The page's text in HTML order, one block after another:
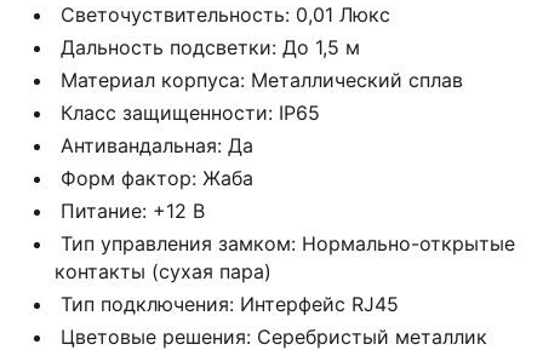
Светочуствительность: 0,01 Люкс
Дальность подсветки: До 1,5 м
Материал корпуса: Металлический сплав
Класс защищенности: IP65
Антивандальная: Да
Форм фактор: Жаба
Питание: +12 В
Тип управления замком: Нормально-открытые
контакты (сухая пара)
Тип подключения: Интерфейс RJ45
Цветовые решения: Серебристый металлик